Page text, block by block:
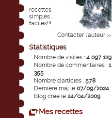
recettes
simples ,
faciles!!!
Contacter l'auteur >>
Statistiques
Nombre de visites : 4 097 129
Nombre de commentaires : 1
355
Nombre d'articles : 578
Dernière màj le 07/09/2024
Blog créé le 24/04/2009
Mes recettes